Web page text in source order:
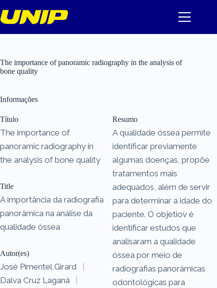
para
o
The importance of panoramic radiography in the analysis of
bone quality
Informações
Título
The importance of
panoramic radiography in
the analysis of bone quality
Title
A importância da radiografia
panorâmica na análise da
qualidade óssea
Autor(es)
José Pimentel Girard
|
Dalva Cruz Laganá
|
Resumo
A qualidade óssea permite
identificar previamente
algumas doenças, propõe
tratamentos mais
adequados, além de servir
para determinar a idade do
paciente. O objetiov é
identificar estudos que
analisaram a qualidade
óssea por meio de
radiografias panorâmicas
odontológicas para